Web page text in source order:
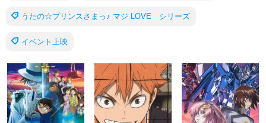
うたの☆プリンスさまっ♪ マジ LOVE シリーズ
イベント上映